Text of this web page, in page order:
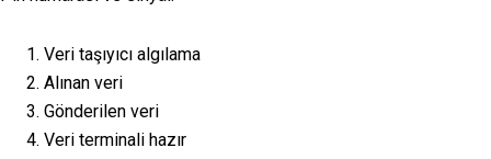
Veri taşıyıcı algılama
Alınan veri
Gönderilen veri
Veri terminali hazır